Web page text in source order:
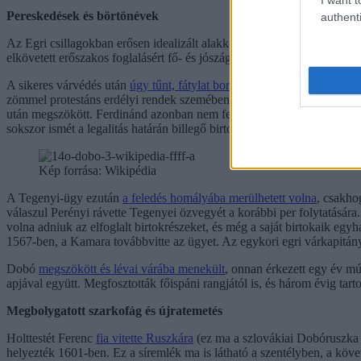
Pereskedések és börtönévek
Az Egri csillagokban erősen idealizált alakként megjelenő Dobó és
elkövetett erőszakos foglalásért fő- és jószágvesztésre ítélte I.
A sikeres várvédés után úgy tűnt, fátylat borítanak
az esetre: Dobó
zömmel protestáns erdélyi rendek szemében, ezért aztán 1556-ban
után megszökött. Ferdinánd azonban nem feledte érdemeit, Léva
sokszor ismét a legalitás határán billegő birtokgyarapításról szólt –
Kép forrása: Wikipédia
A Tegenyi-ügy ezután a feledés homályába merülhetett volna,
válaszul Perényi rávette Tegenyei özvegyét a korábbi per
volna adniuk az elfoglalt birtokrészeket, és még a saját birtokaik
1567-ben, a Kamara továbbvitte az ügyet. Az egykori egri
Dobó megszökött és lévai várába menekült, onnan érkezett egy év
apjával együtt. Megfosztották főispáni rangjától is, és három évig
Megbolygatott szarkofág és újratemetés
Holttestét Ferenc fia vitette Ruszkára (ez ma a szlovákiai
helyezték 1601-ben. Ez a síremlék ma is látható a szentélyben, a